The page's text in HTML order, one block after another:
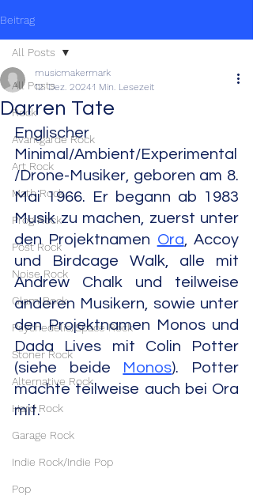
Beitrag
All Posts
Rock
Avantgarde Rock
Art Rock
Math Rock
Prog Rock
Post Rock
Noise Rock
Glam Rock
Psychedelic/Space Rock
Stoner Rock
Alternative Rock
Hard Rock
Garage Rock
Indie Rock/Indie Pop
Pop
All Posts
Darren Tate
musicmakermark
12. Dez. 20241 Min. Lesezeit
Englischer
Minimal/Ambient/Experimental
/Drone-Musiker, geboren am 8.
Mai 1966. Er begann ab 1983
Musik zu machen, zuerst unter
den Projektnamen Ora, Accoy
und Birdcage Walk, alle mit
Andrew Chalk und teilweise
anderen Musikern, sowie unter
den Projektnamen Monos und
Dada Lives mit Colin Potter
(siehe beide
Monos). Potter
machte teilweise auch bei Ora
mit.